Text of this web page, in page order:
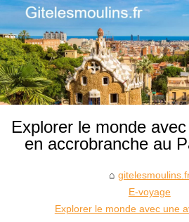
Explorer le monde
en accrobranche au
E-voyage
Explorer le monde avec une